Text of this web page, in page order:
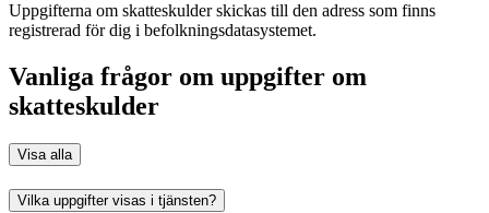
Uppgifterna om skatteskulder skickas till den adress som finns
registrerad för dig i befolkningsdatasystemet.
Vanliga frågor om uppgifter om
skatteskulder
Visa alla
Vilka uppgifter visas i tjänsten?